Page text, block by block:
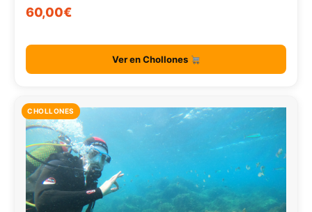
60,00€
Ver en Chollones
CHOLLONES